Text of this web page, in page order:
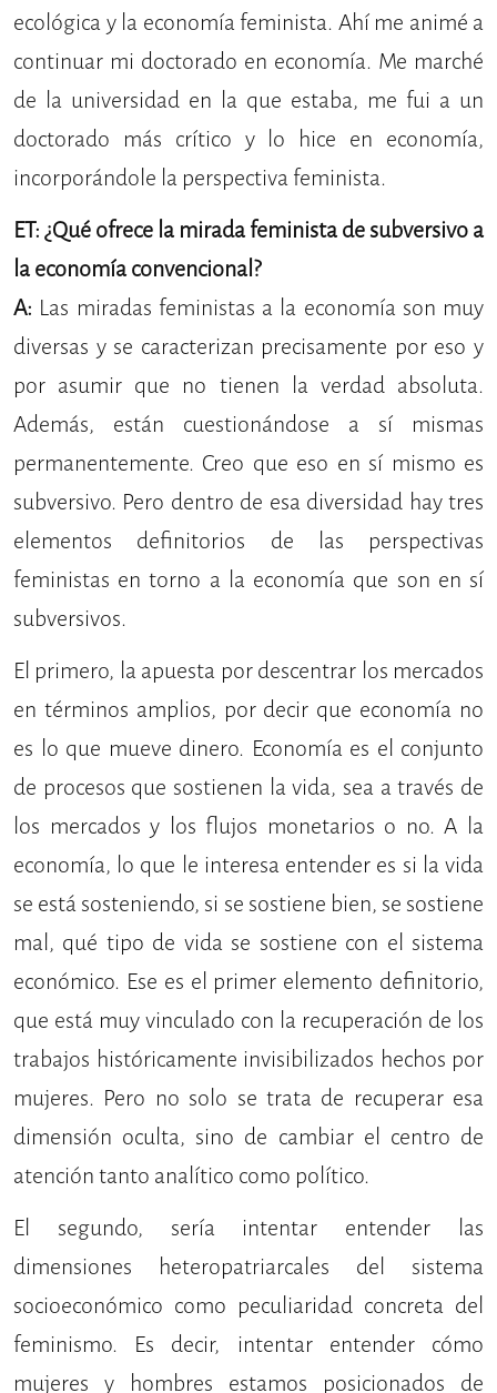
ecológica y la economía feminista. Ahí me animé a
continuar mi doctorado en economía. Me marché
de la universidad en la que estaba, me fui a un
doctorado más crítico y lo hice en economía,
incorporándole la perspectiva feminista.
ET: ¿Qué ofrece la mirada feminista de subversivo a
la economía convencional?
A: Las miradas feministas a la economía son muy
diversas y se caracterizan precisamente por eso y
por asumir que no tienen la verdad absoluta.
Además, están cuestionándose a sí mismas
permanentemente. Creo que eso en sí mismo es
subversivo. Pero dentro de esa diversidad hay tres
elementos definitorios de las perspectivas
feministas en torno a la economía que son en sí
subversivos.
El primero, la apuesta por descentrar los mercados
en términos amplios, por decir que economía no
es lo que mueve dinero. Economía es el conjunto
de procesos que sostienen la vida, sea a través de
los mercados y los flujos monetarios o no. A la
economía, lo que le interesa entender es si la vida
se está sosteniendo, si se sostiene bien, se sostiene
mal, qué tipo de vida se sostiene con el sistema
económico. Ese es el primer elemento definitorio,
que está muy vinculado con la recuperación de los
trabajos históricamente invisibilizados hechos por
mujeres. Pero no solo se trata de recuperar esa
dimensión oculta, sino de cambiar el centro de
atención tanto analítico como político.
El segundo, sería intentar entender las
dimensiones heteropatriarcales del sistema
socioeconómico como peculiaridad concreta del
feminismo. Es decir, intentar entender cómo
mujeres y hombres estamos posicionados de